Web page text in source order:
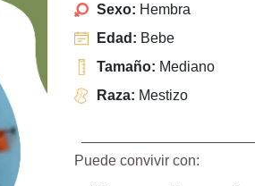
Sexo: Hembra
Edad: Bebe
Tamaño: Mediano
Raza: Mestizo
Puede convivir con: